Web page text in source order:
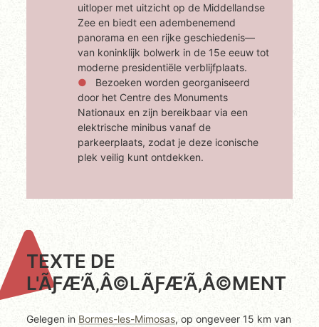
uitloper met uitzicht op de Middellandse
Zee en biedt een adembenemend
panorama en een rijke geschiedenis—
van koninklijk bolwerk in de 15e eeuw tot
moderne presidentiële verblijfplaats.
Bezoeken worden georganiseerd
door het Centre des Monuments
Nationaux en zijn bereikbaar via een
elektrische minibus vanaf de
parkeerplaats, zodat je deze iconische
plek veilig kunt ontdekken.
TEXTE DE
L'ÃƑÆ’Ã‚Â©LÃƑÆ’Ã‚Â©MENT
Gelegen in Bormes-les-Mimosas, op ongeveer 15 km van